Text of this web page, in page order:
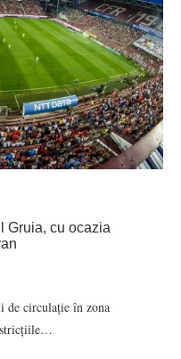
Gruia, cu ocazia
de circulație în zona